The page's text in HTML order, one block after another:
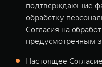
подтверждающие
обработку
Согласия на
предусмотренным
Настоящее